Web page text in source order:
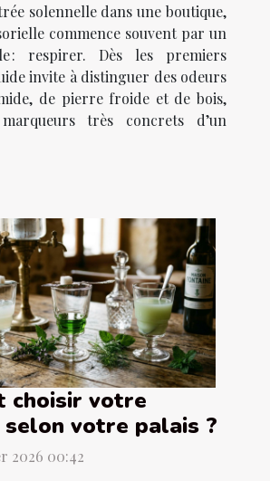
solennelle dans une boutique,
commence souvent par un
: respirer. Dès les premiers
invite à distinguer des odeurs
de pierre froide et de bois,
très concrets d’un
choisir votre
votre palais ?
2026 00:42